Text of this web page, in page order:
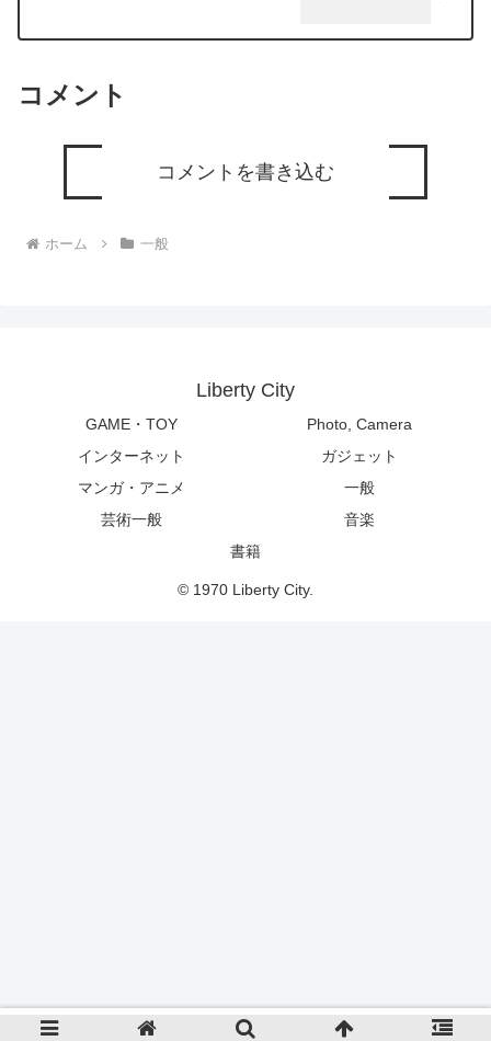
コメント
コメントを書き込む
ホーム 一般
Liberty City
GAME・TOY
Photo, Camera
インターネット
ガジェット
マンガ・アニメ
一般
芸術一般
音楽
書籍
© 1970 Liberty City.